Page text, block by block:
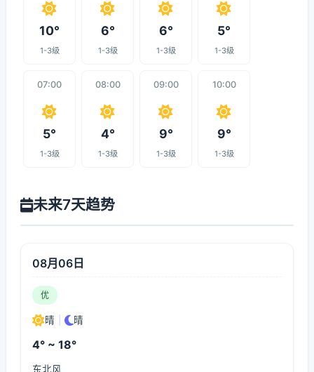
10°
1-3级
6°
1-3级
6°
1-3级
5°
1-3级
07:00
5°
1-3级
08:00
4°
1-3级
09:00
9°
1-3级
10:00
9°
1-3级
未来7天趋势
08月06日
优
晴 晴
4° ~ 18°
东北风